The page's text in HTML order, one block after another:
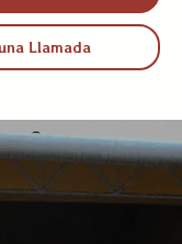
Llamada